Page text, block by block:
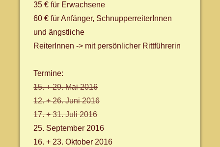
35 € für Erwachsene
60 € für Anfänger, SchnupperreiterInnen
und ängstliche
ReiterInnen -> mit persönlicher Rittführerin
Termine:
15. + 29. Mai 2016
12. + 26. Juni 2016
17. + 31. Juli 2016
25. September 2016
16. + 23. Oktober 2016